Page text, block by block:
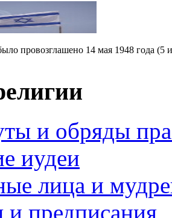
провозглашено 14 мая 1948 года (5
и обряды
иудеи
лица и
и предписания